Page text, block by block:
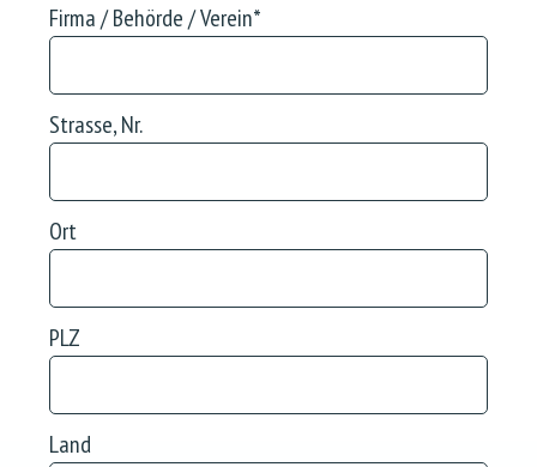
Firma / Behörde / Verein*
Strasse, Nr.
Ort
PLZ
Land